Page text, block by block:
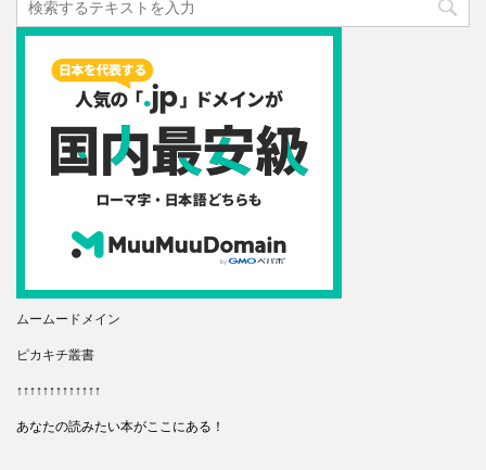
ムームードメイン
ピカキチ叢書
↑↑↑↑↑↑↑↑↑↑↑↑↑
あなたの読みたい本がここにある！